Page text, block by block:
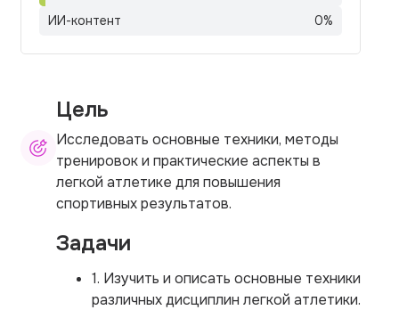
ИИ-контент
0%
Цель
Исследовать основные техники, методы
тренировок и практические аспекты в
легкой атлетике для повышения
спортивных результатов.
Задачи
1. Изучить и описать основные техники
различных дисциплин легкой атлетики.